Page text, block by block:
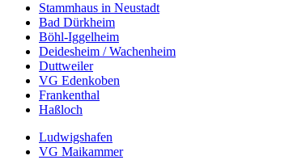
Stammhaus in Neustadt
Bad Dürkheim
Böhl-Iggelheim
Deidesheim / Wachenheim
Duttweiler
VG Edenkoben
Frankenthal
Haßloch
Ludwigshafen
VG Maikammer